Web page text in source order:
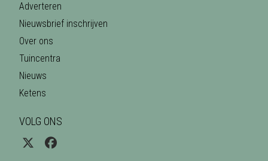
Adverteren
Nieuwsbrief inschrijven
Over ons
Tuincentra
Nieuws
Ketens
VOLG ONS